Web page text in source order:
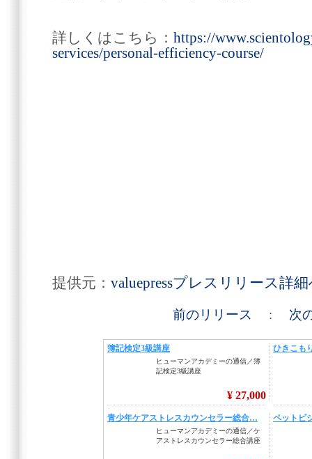
詳しくはこちら： https://
services/personal-efficiency-course/
提供元： valuepressプレスリリース詳
前のリリース : 次